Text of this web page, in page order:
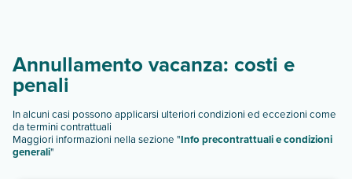
Annullamento vacanza: costi e
penali
In alcuni casi possono applicarsi ulteriori condizioni ed eccezioni come
da termini contrattuali
Maggiori informazioni nella sezione "Info precontrattuali e condizioni
generali"